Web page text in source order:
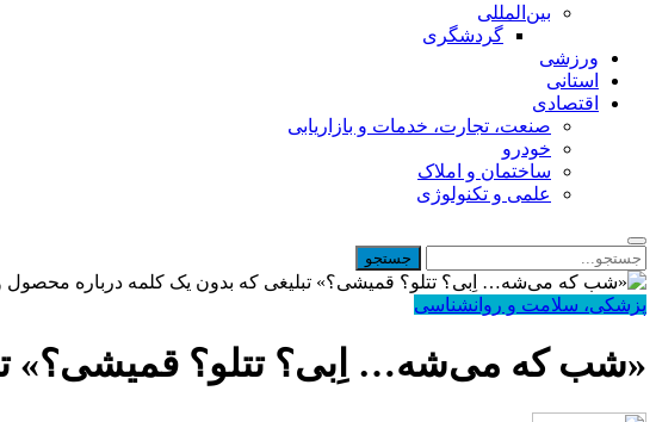
بین‌المللی
گردشگری
ورزشی
استانی
اقتصادی
صنعت، تجارت، خدمات و بازاریابی
خودرو
ساختمان و املاک
علمی و تکنولوژی
پزشکی، سلامت و روانشناسی
«شب که می‌شه… اِبی؟ تتلو؟ قمیشی؟»